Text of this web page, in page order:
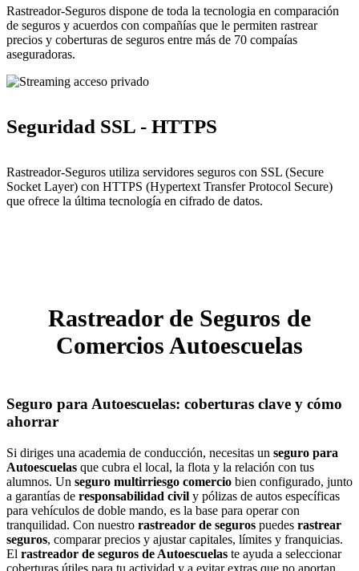
Rastreador-Seguros dispone de toda la tecnologia en comparación
de seguros y acuerdos con compañías que le permiten rastrear
precios y coberturas de seguros entre más de 70 compaías
aseguradoras.
Seguridad SSL - HTTPS
Rastreador-Seguros utiliza servidores seguros con SSL (Secure
Socket Layer) con HTTPS (Hypertext Transfer Protocol Secure)
que ofrece la última tecnología en cifrado de datos.
Rastreador de Seguros de
Comercios Autoescuelas
Seguro para Autoescuelas: coberturas clave y cómo
ahorrar
Si diriges una academia de conducción, necesitas un seguro para
Autoescuelas que cubra el local, la flota y la relación con tus
alumnos. Un seguro multirriesgo comercio bien configurado, junto
a garantías de responsabilidad civil y pólizas de autos específicas
para vehículos de doble mando, es la base para operar con
tranquilidad. Con nuestro rastreador de seguros puedes rastrear
seguros, comparar precios y ajustar capitales, límites y franquicias.
El rastreador de seguros de Autoescuelas te ayuda a seleccionar
coberturas útiles para tu actividad y a evitar extras que no aportan,